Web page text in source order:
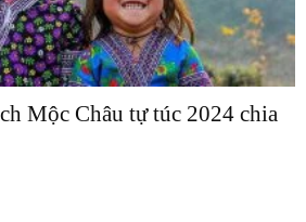
Mộc Châu tự túc 2024 chia